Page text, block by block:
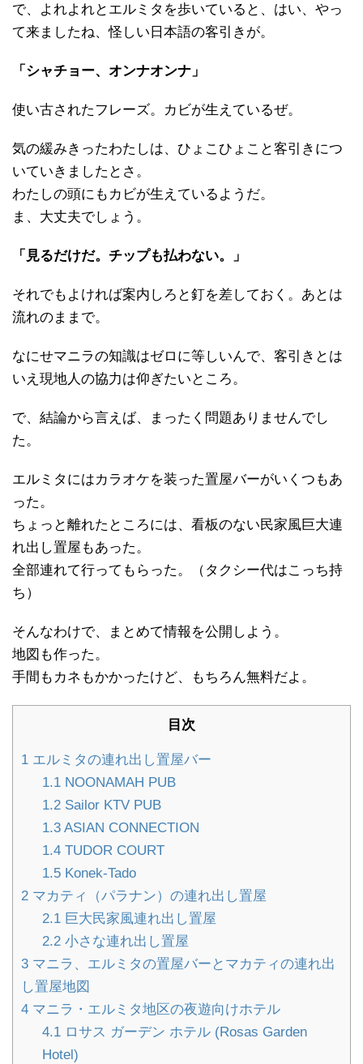
で、よれよれとエルミタを歩いていると、はい、やっ
て来ましたね、怪しい日本語の客引きが。
「シャチョー、オンナオンナ」
使い古されたフレーズ。カビが生えているぜ。
気の緩みきったわたしは、ひょこひょこと客引きにつ
いていきましたとさ。
わたしの頭にもカビが生えているようだ。
ま、大丈夫でしょう。
「見るだけだ。チップも払わない。」
それでもよければ案内しろと釘を差しておく。あとは
流れのままで。
なにせマニラの知識はゼロに等しいんで、客引きとは
いえ現地人の協力は仰ぎたいところ。
で、結論から言えば、まったく問題ありませんでし
た。
エルミタにはカラオケを装った置屋バーがいくつもあ
った。
ちょっと離れたところには、看板のない民家風巨大連
れ出し置屋もあった。
全部連れて行ってもらった。（タクシー代はこっち持
ち）
そんなわけで、まとめて情報を公開しよう。
地図も作った。
手間もカネもかかったけど、もちろん無料だよ。
目次
1 エルミタの連れ出し置屋バー
1.1NOONAMAH PUB
1.2Sailor KTV PUB
1.3ASIAN CONNECTION
1.4TUDOR COURT
1.5Konek-Tado
2 マカティ（パラナン）の連れ出し置屋
2.1巨大民家風連れ出し置屋
2.2小さな連れ出し置屋
3 マニラ、エルミタの置屋バーとマカティの連れ出
し置屋地図
4 マニラ・エルミタ地区の夜遊向けホテル
4.1ロサス ガーデン ホテル (Rosas Garden
Hotel)